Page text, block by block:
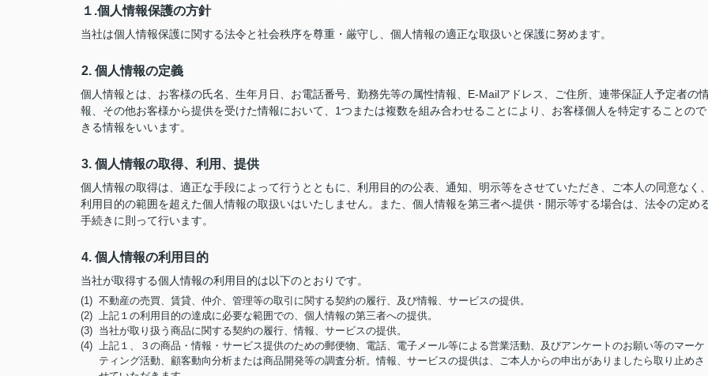
１.個人情報保護の方針
当社は個人情報保護に関する法令と社会秩序を尊重・厳守し、個人情報の適正な取扱いと保護に努めます。
2. 個人情報の定義
個人情報とは、お客様の氏名、生年月日、お電話番号、勤務先等の属性情報、E-Mailアドレス、ご住所、連帯保証人予定者の
報、その他お客様から提供を受けた情報において、1つまたは複数を組み合わせることにより、お客様個人を特定することので
きる情報をいいます。
3. 個人情報の取得、利用、提供
個人情報の取得は、適正な手段によって行うとともに、利用目的の公表、通知、明示等をさせていただき、ご本人の同意なく
利用目的の範囲を超えた個人情報の取扱いはいたしません。また、個人情報を第三者へ提供・開示等する場合は、法令の定め
手続きに則って行います。
4. 個人情報の利用目的
当社が取得する個人情報の利用目的は以下のとおりです。
(1) 不動産の売買、賃貸、仲介、管理等の取引に関する契約の履行、及び情報、サービスの提供。
(2) 上記１の利用目的の達成に必要な範囲での、個人情報の第三者への提供。
(3) 当社が取り扱う商品に関する契約の履行、情報、サービスの提供。
(4) 上記１、３の商品・情報・サービス提供のための郵便物、電話、電子メール等による営業活動、及びアンケートのお願い等のマーケ
ティング活動、顧客動向分析または商品開発等の調査分析。情報、サービスの提供は、ご本人からの申出がありましたら取り止めさ